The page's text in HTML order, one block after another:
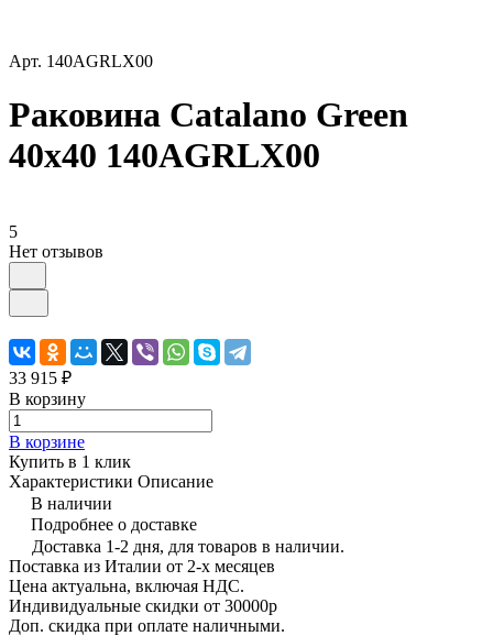
Арт. 140AGRLX00
Раковина Catalano Green
40x40 140AGRLX00
5
Нет отзывов
33 915 ₽
В корзину
В корзине
Купить в 1 клик
Характеристики Описание
В наличии
Подробнее о доставке
Доставка 1-2 дня, для товаров в наличии.
Поставка из Италии от 2-х месяцев
Цена актуальна, включая НДС.
Индивидуальные скидки от 30000р
Доп. скидка при оплате наличными.